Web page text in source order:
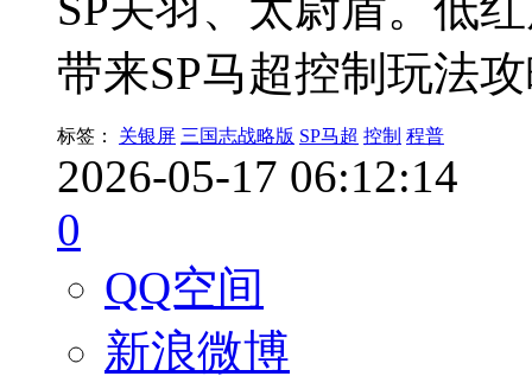
带来SP马超控制玩法
标签： 关银屏 三国志战略版 SP马超 控制 程普
2026-05-17 06:12:14
0
QQ空间
新浪微博